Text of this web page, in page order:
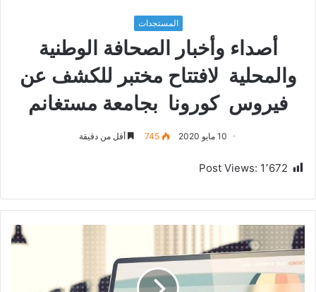
المستجدات
أصداء وأخبار الصحافة الوطنية
والمحلية لافتتاح مختبر للكشف عن
فيروس كورونا بجامعة مستغانم
10 مايو 2020 745 أقل من دقيقة
Post Views: 1٬672